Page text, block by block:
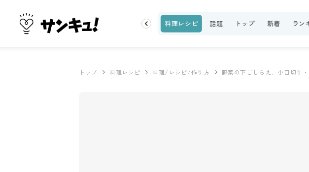
ビューティ 100均・雑貨 スーパー 料理レシピ 話題 トップ 新着 ラン
トップ 料理レシピ 料理/レシピ/作り方 野菜の下ごしらえ、小口切り